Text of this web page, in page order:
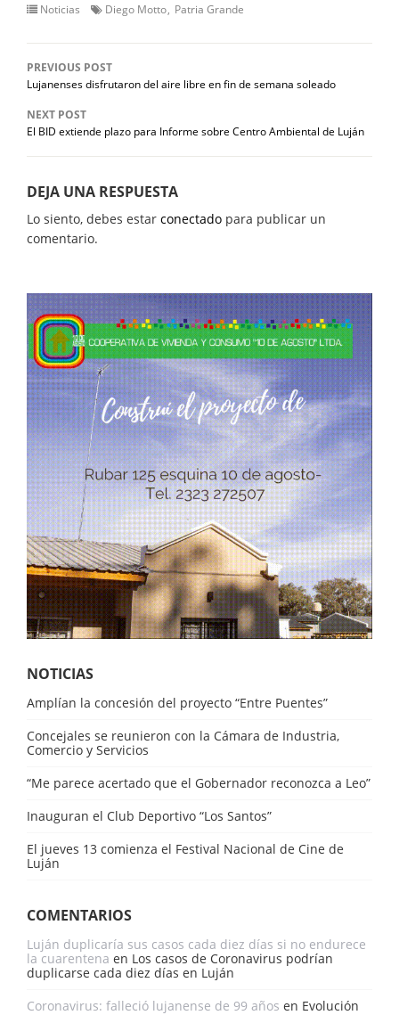
Noticias Diego Motto Patria Grande
PREVIOUS POST
Lujanenses disfrutaron del aire libre en fin de semana soleado
NEXT POST
El BID extiende plazo para Informe sobre Centro Ambiental de Luján
DEJA UNA RESPUESTA
Lo siento, debes estar conectado para publicar un
comentario.
NOTICIAS
Amplían la concesión del proyecto “Entre Puentes”
Concejales se reunieron con la Cámara de Industria,
Comercio y Servicios
“Me parece acertado que el Gobernador reconozca a Leo”
Inauguran el Club Deportivo “Los Santos”
El jueves 13 comienza el Festival Nacional de Cine de
Luján
COMENTARIOS
Luján duplicaría sus casos cada diez días si no endurece
la cuarentena en Los casos de Coronavirus podrían
duplicarse cada diez días en Luján
Coronavirus: falleció lujanense de 99 años en Evolución